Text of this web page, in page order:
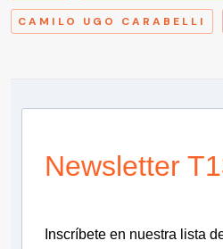
CAMILO UGO CARABELLI
Newsletter
Inscríbete en nuestra lista